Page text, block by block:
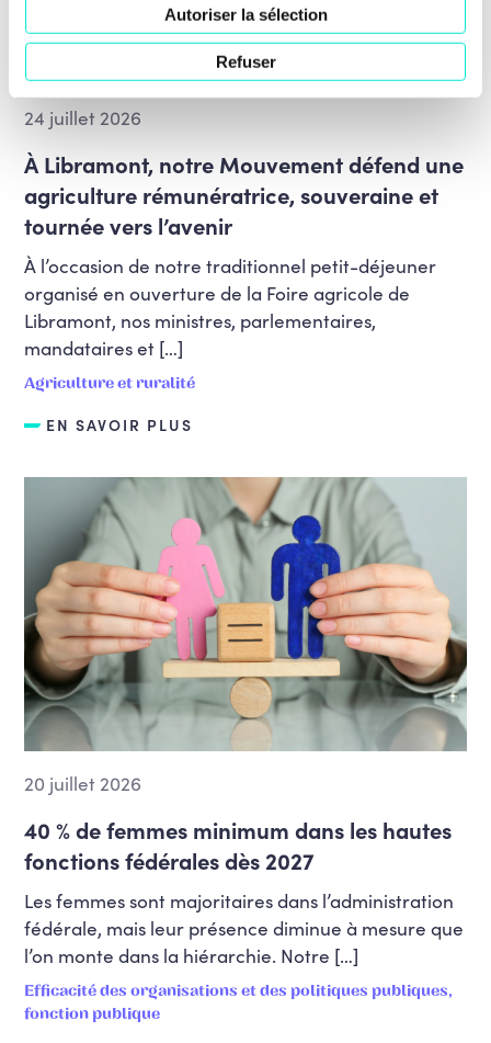
Autoriser la sélection
Refuser
24 juillet 2026
À Libramont, notre Mouvement défend une
agriculture rémunératrice, souveraine et
tournée vers l’avenir
À l’occasion de notre traditionnel petit-déjeuner
organisé en ouverture de la Foire agricole de
Libramont, nos ministres, parlementaires,
mandataires et […]
Agriculture et ruralité
EN SAVOIR PLUS
20 juillet 2026
40 % de femmes minimum dans les hautes
fonctions fédérales dès 2027
Les femmes sont majoritaires dans l’administration
fédérale, mais leur présence diminue à mesure que
l’on monte dans la hiérarchie. Notre […]
Efficacité des organisations et des politiques publiques,
fonction publique